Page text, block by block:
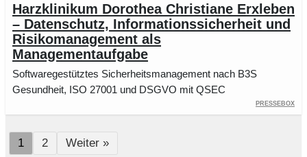
Harzklinikum Dorothea Christiane Erxleben
– Datenschutz, Informationssicherheit und
Risikomanagement als
Managementaufgabe
Softwaregestütztes Sicherheitsmanagement nach B3S
Gesundheit, ISO 27001 und DSGVO mit QSEC
PresseBox
1 2 Weiter »